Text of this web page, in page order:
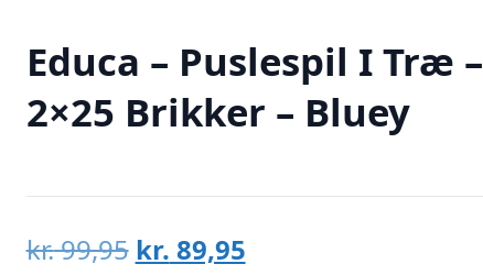
Educa – Puslespil I Træ –
2×25 Brikker – Bluey
kr.99,95 Den
kr. 89,95Den